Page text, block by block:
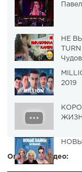
НЕ
2019
Описание видео: